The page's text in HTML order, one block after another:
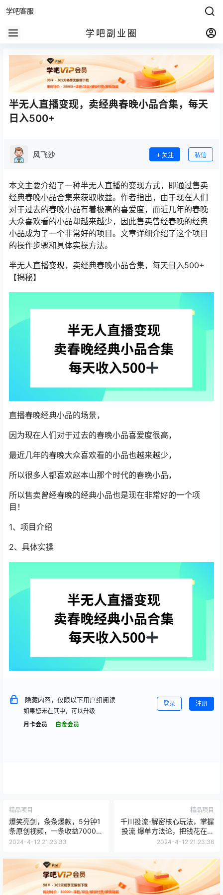
学吧客服
学吧副业圈
半无人直播变现，卖经典春晚小品合集，每天
日入500+
风飞沙 关注 私信
本文主要介绍了一种半无人直播的变现方式，即通过售卖
经典春晚小品合集来获取收益。作者指出，由于现在人们
对于过去的春晚小品有着极高的喜爱度，而近几年的春晚
大众喜欢看的小品却越来越少，因此售卖曾经春晚的经典
小品成为了一个非常好的项目。文章详细介绍了这个项目
的操作步骤和具体实操方法。
半无人直播变现，卖经典春晚小品合集，每天日入500+
【揭秘】
直播春晚经典小品的场景，
因为现在人们对于过去的春晚小品喜爱度很高，
最近几年的春晚大众喜欢看的小品也越来越少，
所以很多人都喜欢赵本山那个时代的春晚小品，
所以售卖曾经春晚的经典小品也是现在非常好的一个项
目！
1、项目介绍
2、具体实操
隐藏内容，仅限以下用户组阅读
如果您未在其中，可以升级
月卡会员
白金会员
登录 注册
精品项目
爆笑亮剑，条条爆款，5分钟1
条原创视频，一条收益7000
＋，一键转发
2024-4-12 21:23:33
精品项目
千川投流-解密核心玩法，掌握
投流 爆单方法论，把钱花在刀
刃上
2024-4-12 21:23:36